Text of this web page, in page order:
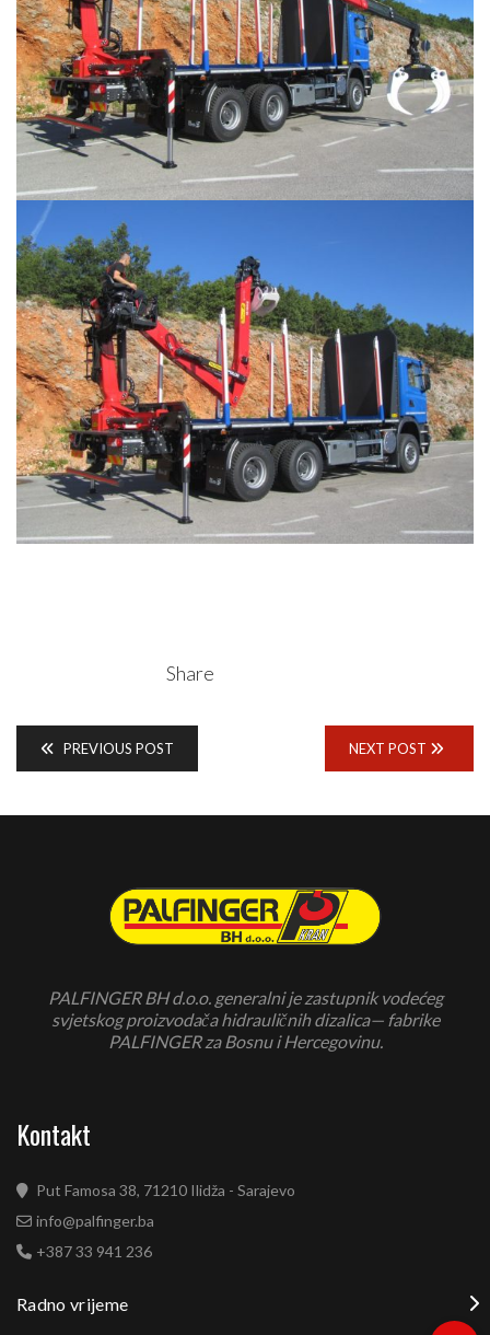
Share
PREVIOUS POST NEXT POST
PALFINGER BH d.o.o. generalni je zastupnik vodećeg
svjetskog proizvodača hidrauličnih dizalica— fabrike
PALFINGER za Bosnu i Hercegovinu.
Kontakt
Put Famosa 38, 71210 Ilidža - Sarajevo
info@palfinger.ba
+387 33 941 236
Radno vrijeme